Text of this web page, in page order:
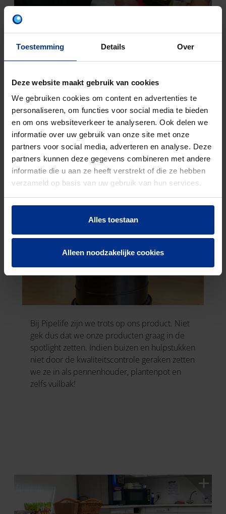
Toestemming Details Over
Deze website maakt gebruik van cookies
We gebruiken cookies om content en advertenties te
personaliseren, om functies voor social media te bieden
en om ons websiteverkeer te analyseren. Ook delen we
informatie over uw gebruik van onze site met onze
partners voor social media, adverteren en analyse. Deze
partners kunnen deze gegevens combineren met andere
informatie die u aan ze heeft verstrekt of die ze hebben
verzameld op basis van uw gebruik van hun services.
Alles toestaan
Alleen noodzakelijke cookies
2. VAN PENNENHOUDER TOT
VUILBAK
Bij Pipelife zijn we trots op ons product. Niet
gek dus dat we onze producten graag in de
spotlight zetten. Indien buizen en hulpstukken
niet door de kwaliteitscontrole geraken zetten
we ze in als pennenhouder, plantenpot en
zelfs vuilbak!